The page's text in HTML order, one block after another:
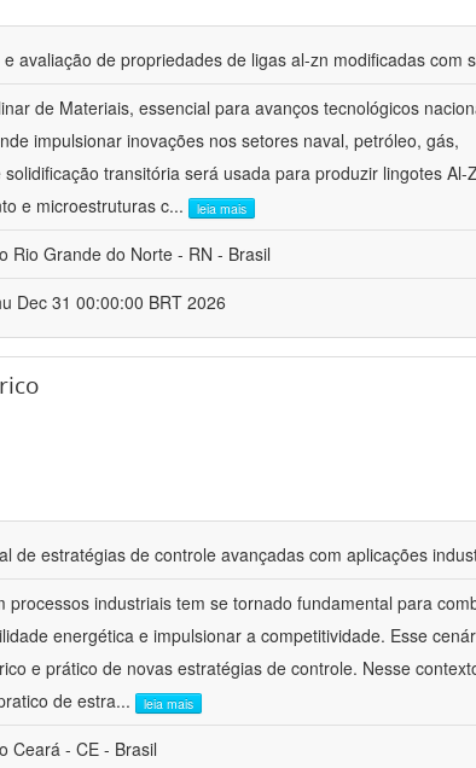
avaliação de propriedades de ligas al-zn modificadas com
de Materiais, essencial para avanços tecnológicos
impulsionar inovações nos setores naval, petróleo, gás,
transitória será usada para produzir lingotes Al-
e microestruturas c... leia mais
Rio Grande do Norte - RN - Brasil
Dec 31 00:00:00 BRT 2026
de estratégias de controle avançadas com aplicações
processos industriais tem se tornado fundamental para
energética e impulsionar a competitividade. Esse
e prático de novas estratégias de controle. Nesse
de estra... leia mais
Ceará - CE - Brasil